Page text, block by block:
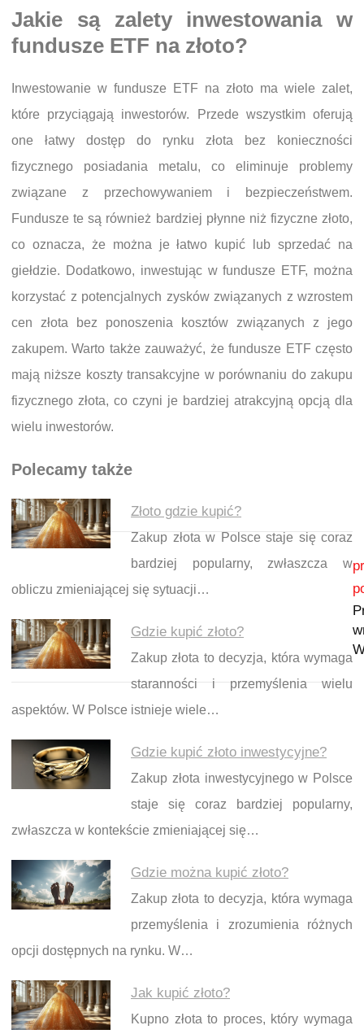
Jakie są zalety inwestowania w
fundusze ETF na złoto?
Inwestowanie w fundusze ETF na złoto ma wiele zalet,
które przyciągają inwestorów. Przede wszystkim oferują
one łatwy dostęp do rynku złota bez konieczności
fizycznego posiadania metalu, co eliminuje problemy
związane z przechowywaniem i bezpieczeństwem.
Fundusze te są również bardziej płynne niż fizyczne złoto,
co oznacza, że można je łatwo kupić lub sprzedać na
giełdzie. Dodatkowo, inwestując w fundusze ETF, można
korzystać z potencjalnych zysków związanych z wzrostem
cen złota bez ponoszenia kosztów związanych z jego
zakupem. Warto także zauważyć, że fundusze ETF często
mają niższe koszty transakcyjne w porównaniu do zakupu
fizycznego złota, co czyni je bardziej atrakcyjną opcją dla
wielu inwestorów.
Polecamy także
Złoto gdzie kupić?
Zakup złota w Polsce staje się coraz
bardziej popularny, zwłaszcza w
obliczu zmieniającej się sytuacji…
Gdzie kupić złoto?
Zakup złota to decyzja, która wymaga
staranności i przemyślenia wielu
aspektów. W Polsce istnieje wiele…
Gdzie kupić złoto inwestycyjne?
Zakup złota inwestycyjnego w Polsce
staje się coraz bardziej popularny,
zwłaszcza w kontekście zmieniającej się…
Gdzie można kupić złoto?
Zakup złota to decyzja, która wymaga
przemyślenia i zrozumienia różnych
opcji dostępnych na rynku. W…
Jak kupić złoto?
Kupno złota to proces, który wymaga
Nawigacja wpisu